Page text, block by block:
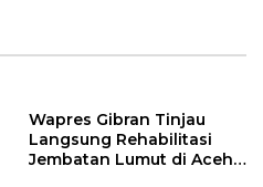
Wapres Gibran Tinjau
Langsung Rehabilitasi
Jembatan Lumut di Aceh